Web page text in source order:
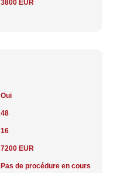
3800 EUR
Oui
48
16
7200 EUR
Pas de procédure en cours